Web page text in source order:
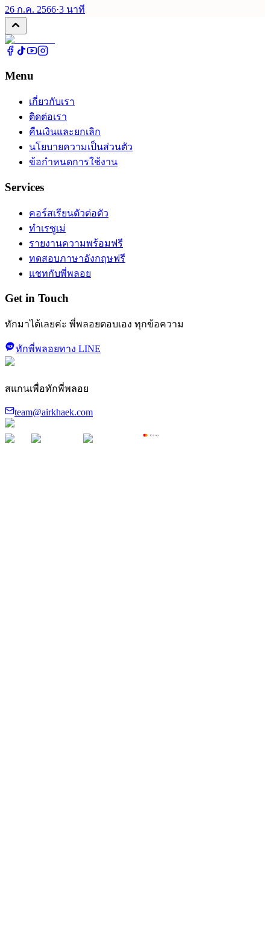
26 ก.ค. 2566·3 นาที
Menu
เกี่ยวกับเรา
ติดต่อเรา
คืนเงินและยกเลิก
นโยบายความเป็นส่วนตัว
ข้อกำหนดการใช้งาน
Services
คอร์สเรียนตัวต่อตัว
ทำเรซูเม่
รายงานความพร้อมฟรี
ทดสอบภาษาอังกฤษฟรี
แชทกับพี่พลอย
Get in Touch
ทักมาได้เลยค่ะ พี่พลอยตอบเอง ทุกข้อความ
ทักพี่พลอยทาง LINE
สแกนเพื่อทักพี่พลอย
team@airkhaek.com